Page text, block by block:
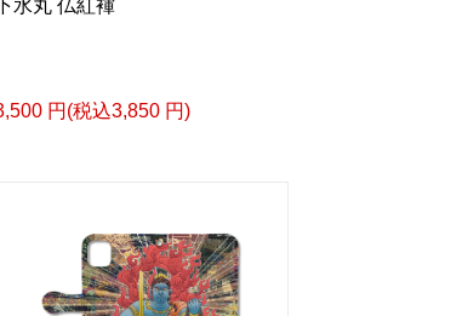
水丸 仏紅褌
円(税込3,850 円)